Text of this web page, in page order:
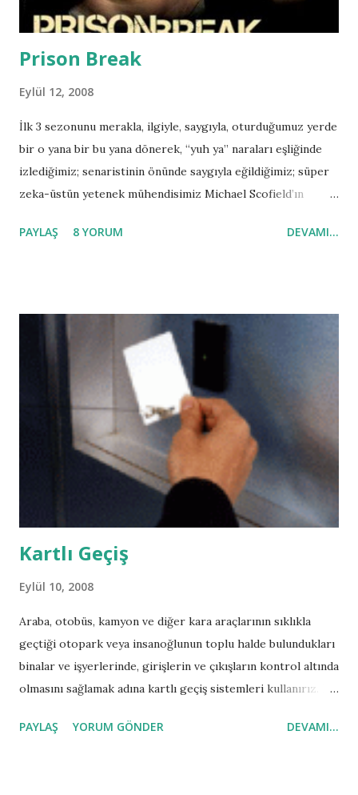
Prison Break
Eylül 12, 2008
İlk 3 sezonunu merakla, ilgiyle, saygıyla, oturduğumuz yerde
bir o yana bir bu yana dönerek, “yuh ya” naraları eşliğinde
izlediğimiz; senaristinin önünde saygıyla eğildiğimiz; süper
zeka-üstün yetenek mühendisimiz Michael Scofield’ın
dışarıda sosyal hayat hızla akıp giderken bizi yaşadığımız
2008’de FOX TV ’de (ecnebi olanında) yayınlandı. Henüz
ülkemizde gösterime girmiş olmasa da internetten amatör
çevirili altyazılı haline ulaşmak mümkün. İlgimizi de bizi de
kendine has dünyasına çeken bu hikayenin geçmişine bir
yolculuk yapalım. 1. SEZON Suçlamaya kurban gitmiş ve
Amerikan hukuk sisteminde sıkışmış idam infazını bekleyen
abisi Lincoln’u kurtarmak için aylarca çalışıp; planlar yapıp
abisinin tutulduğu Fox River hapishanesine girmeyi başaran
PAYLAŞ 8 YORUM DEVAMI...
Kartlı Geçiş
Eylül 10, 2008
Araba, otobüs, kamyon ve diğer kara araçlarının sıklıkla
geçtiği otopark veya insanoğlunun toplu halde bulundukları
binalar ve işyerlerinde, girişlerin ve çıkışların kontrol altında
olmasını sağlamak adına kartlı geçiş sistemleri kullanırız. Bir
özeni göstermediği konusunda şikayetçi olduklarından, bu
PAYLAŞ YORUM GÖNDER DEVAMI...